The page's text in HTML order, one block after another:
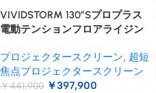
VIVIDSTORM 130″Sプロプラス
電動テンションフロアライジン
リーン
プロジェクタースクリーン, 超短
焦点プロジェクタースクリーン
￥441,900 ￥397,900